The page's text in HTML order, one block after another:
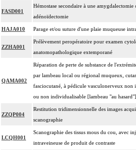
FASD001
Hémostase secondaire à une amygdalectomie
adénoïdectomie
HAJA010 Parage et/ou suture d'une plaie muqueuse
ZZHA001
Prélèvement peropératoire pour examen
anatomopathologique extemporané
QAMA002
Réparation de perte de substance de
par lambeau local ou régional muqueux,
fasciocutané, à pédicule vasculonerveux non
ou non individualisable [lambeau "au hasard"]
ZZQP004
Restitution tridimensionnelle des images
scanographie
LCQH001
Scanographie des tissus mous du cou, avec
intraveineuse de produit de contraste